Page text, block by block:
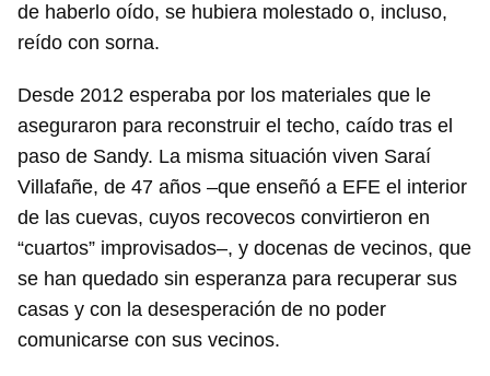
de haberlo oído, se hubiera molestado o, incluso,
reído con sorna.
Desde 2012 esperaba por los materiales que le
aseguraron para reconstruir el techo, caído tras el
paso de Sandy. La misma situación viven Saraí
Villafañe, de 47 años –que enseñó a EFE el interior
de las cuevas, cuyos recovecos convirtieron en
“cuartos” improvisados–, y docenas de vecinos, que
se han quedado sin esperanza para recuperar sus
casas y con la desesperación de no poder
comunicarse con sus vecinos.